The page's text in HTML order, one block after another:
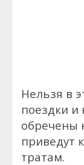
Нельзя в
поездки и
обречены
приведут
тратам.